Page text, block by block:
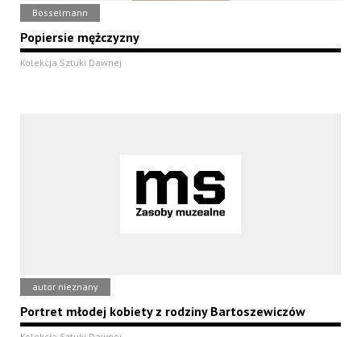
Bosselmann
Popiersie mężczyzny
Kolekcja Sztuki Dawnej
autor nieznany
Portret młodej kobiety z rodziny Bartoszewiczów